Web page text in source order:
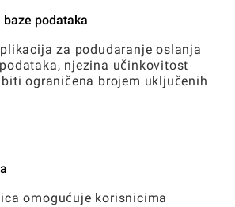
podataka
za podudaranje oslanja
njezina učinkovitost
ograničena brojem uključenih
omogućuje korisnicima